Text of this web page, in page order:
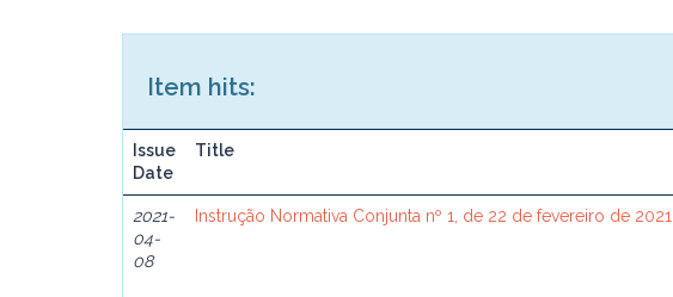
Item hits:
Issue
Date
Title
2021-
04-
08
Instrução Normativa Conjunta nº 1, de 22 de fevereiro de 2021